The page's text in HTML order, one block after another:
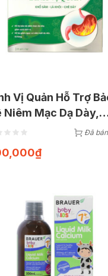
Vị Quản Hỗ Trợ
Niêm Mạc Dạ Dày,
Acid Dịch Vị Hộp
Đã
₫